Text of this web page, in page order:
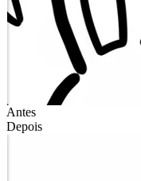
Antes
Depois